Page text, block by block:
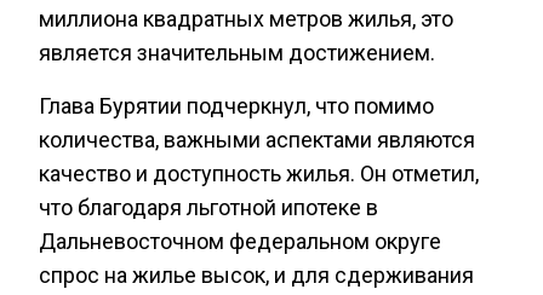
миллиона квадратных метров жилья, это
является значительным достижением.
Глава Бурятии подчеркнул, что помимо
количества, важными аспектами являются
качество и доступность жилья. Он отметил,
что благодаря льготной ипотеке в
Дальневосточном федеральном округе
спрос на жилье высок, и для сдерживания